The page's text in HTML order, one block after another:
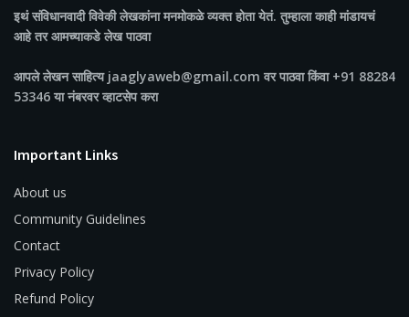
इथं संविधानवादी विवेकी लेखकांना मनमोकळे व्यक्त होता येतं. तुम्हाला काही मांडायचं
आहे तर आमच्याकडे लेख पाठवा
आपले लेखन साहित्य jaaglyaweb@gmail.com वर पाठवा किंवा +91 88284
53346 या नंबरवर व्हाटसेप करा
Important Links
About us
Community Guidelines
Contact
Privacy Policy
Refund Policy